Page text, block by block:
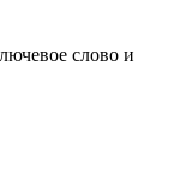
слово и